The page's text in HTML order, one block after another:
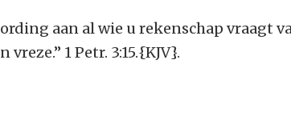
aan al wie u rekenschap vraagt
1 Petr. 3:15.{KJV}.